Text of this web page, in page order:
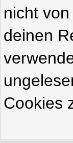
nicht
deinen
Cookies